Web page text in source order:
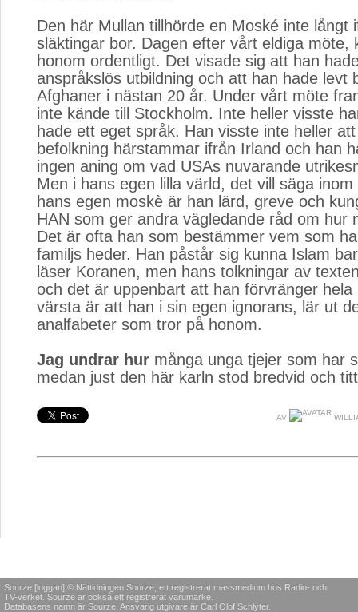
Den här Mullan tillhörde en Moské inte långt
släktingar bor. Dagen efter vårt eldiga möte,
honom ordentligt. Det visade sig att han
anspråkslös utbildning och att han hade levt
Afghaner i nästan 20 år. Under vårt möte
inte kände till Stockholm. Inte heller visste
hade ett eget språk. Han visste inte heller
befolkning härstammar ifrån Irland och han
ingen aning om vad USAs nuvarande
Men i hans egen lilla värld, det vill säga
hans egen moskè är han lärd, greve och
HAN som ger andra vägledande råd om hur
Det är ofta han som bestämmer vem som
familjs heder. Han påstår sig kunna Islam
läser Koranen, men hans tolkningar av
och det är uppenbart att han förvränger
värsta är att han i sin egen ignorans, lär ut
analfabeter som tror på honom.
Jag undrar hur många unga tjejer som har
medan just den här karln stod bredvid och
AV
Sourze [loggan] © Nättidningen Sourze, ett registrerat massmedium hos Radio- och
TV-verket. Sourze är också ett registrerat varumärke.
Databasens namn är Sourze. Ansvarig utgivare är Carl Olof Schlyter.